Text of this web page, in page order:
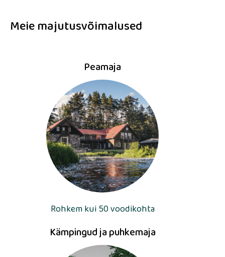
Meie majutusvõimalused
Peamaja
Rohkem kui 50 voodikohta
Kämpingud ja puhkemaja